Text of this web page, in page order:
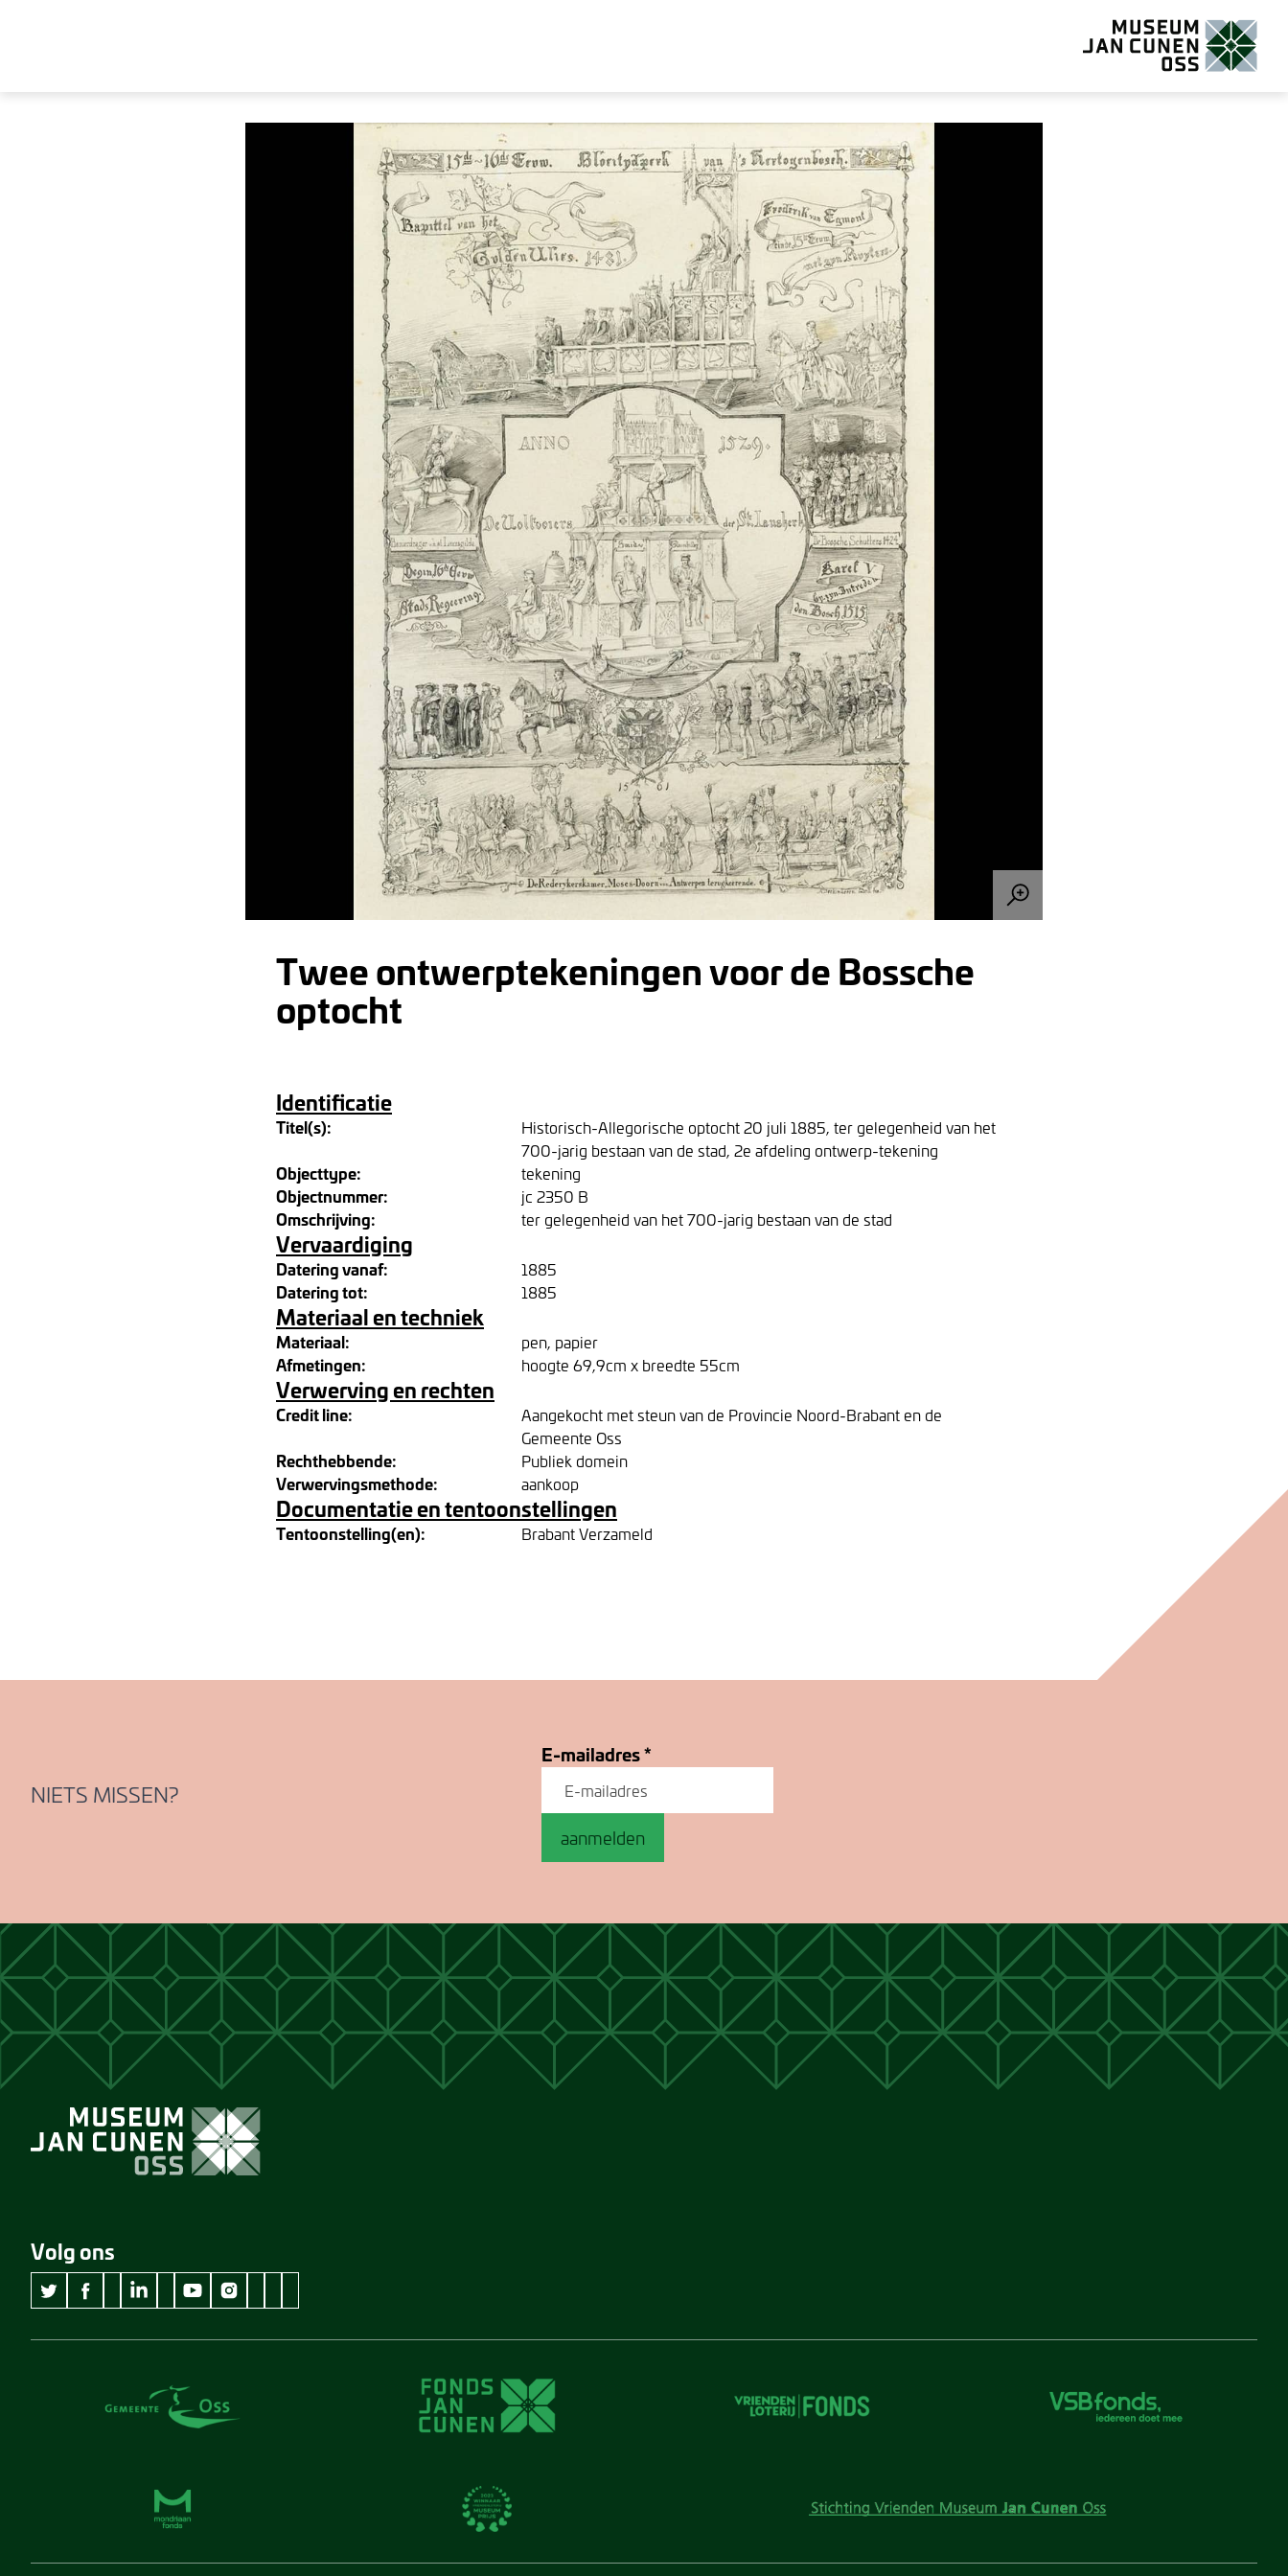
Twee ontwerptekeningen voor de Bossche
optocht
Identificatie
Titel(s):
Historisch-Allegorische optocht 20 juli 1885, ter gelegenheid van het
700-jarig bestaan van de stad, 2e afdeling ontwerp-tekening
Objecttype: tekening
Objectnummer: jc 2350 B
Omschrijving: ter gelegenheid van het 700-jarig bestaan van de stad
Vervaardiging
Datering vanaf: 1885
Datering tot: 1885
Materiaal en techniek
Materiaal: pen, papier
Afmetingen: hoogte 69,9cm x breedte 55cm
Verwerving en rechten
Credit line:
Aangekocht met steun van de Provincie Noord-Brabant en de
Gemeente Oss
Rechthebbende: Publiek domein
Verwervingsmethode: aankoop
Documentatie en tentoonstellingen
Tentoonstelling(en): Brabant Verzameld
NIETS MISSEN?
E-mailadres*
aanmelden
Volg ons
twitter Museum Jan Cunen
facebook Museum Jan Cunen
wikipedia Museum Jan Cunen
linkedin Museum Jan Cunen
googleplus Museum Jan Cunen
youtube Museum Jan Cunen
instagram Museum Jan Cunen